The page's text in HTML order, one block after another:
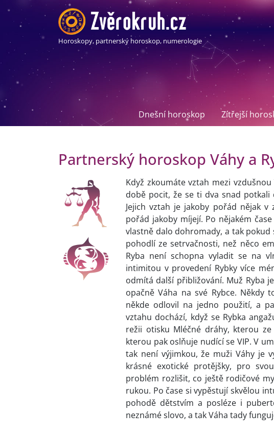
Horoskopy, partnerský horoskop, numerologie
Dnešní horoskop Zítřejší
Partnerský horoskop Váhy a
Když zkoumáte vztah mezi
době pocit, že se ti dva snad
Jejich vztah je jakoby pořád nějak
pořád jakoby míjejí. Po nějakém
vlastně dalo dohromady, a tak
pohodlí ze setrvačnosti, než něco
Ryba není schopna vyladit se na
intimitou v provedení Rybky více
odmítá další přibližování. Muž Ryba
opačně Váha na své Rybce. Někdy
někde odlovil na jedno použití, a
vztahu dochází, když se Rybka
režii otisku Mléčné dráhy, kterou
kterou pak oslňuje nudící se VIP. V
tak není výjimkou, že muži Váhy je
krásné exotické protějšky, pro
problém rozlišit, co ještě rodičové
rukou. Po čase si vypěstují skvělou
pohodě dětstvím a posléze i
neznámé slovo, a tak Váha tady